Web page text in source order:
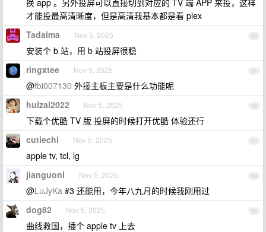
换 app 。另外投屏可以直接切到对应的 TV 端 APP 来投，这样
才能投最高清晰度，但是高清我基本都是看 plex
90
Tadaima Nov 5, 2025
安装个 b 站，用 b 站投屏很稳
91
ringxtee Nov 5, 2025
@fbi007130 外接主板主要是什么功能呢
92
huizai2022 Nov 5, 2025
下载个优酷 TV 版 投屏的时候打开优酷 体验还行
93
cutiechi Nov 5, 2025
apple tv, tcl, lg
94
jianguoni Nov 5, 2025
@LuJyKa #3 还能用，今年八九月的时候我刚用过
95
dog82 Nov 5, 2025
曲线救国，插个 apple tv 上去